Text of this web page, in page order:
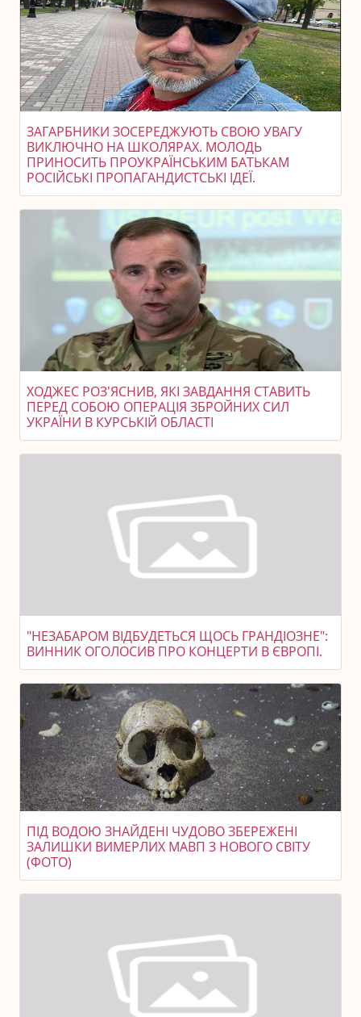
ЗАГАРБНИКИ ЗОСЕРЕДЖУЮТЬ СВОЮ УВАГУ
ВИКЛЮЧНО НА ШКОЛЯРАХ. МОЛОДЬ
ПРИНОСИТЬ ПРОУКРАЇНСЬКИМ БАТЬКАМ
РОСІЙСЬКІ ПРОПАГАНДИСТСЬКІ ІДЕЇ.
ХОДЖЕС РОЗ'ЯСНИВ, ЯКІ ЗАВДАННЯ СТАВИТЬ
ПЕРЕД СОБОЮ ОПЕРАЦІЯ ЗБРОЙНИХ СИЛ
УКРАЇНИ В КУРСЬКІЙ ОБЛАСТІ
"НЕЗАБАРОМ ВІДБУДЕТЬСЯ ЩОСЬ ГРАНДІОЗНЕ":
ВИННИК ОГОЛОСИВ ПРО КОНЦЕРТИ В ЄВРОПІ.
ПІД ВОДОЮ ЗНАЙДЕНІ ЧУДОВО ЗБЕРЕЖЕНІ
ЗАЛИШКИ ВИМЕРЛИХ МАВП З НОВОГО СВІТУ
(ФОТО)